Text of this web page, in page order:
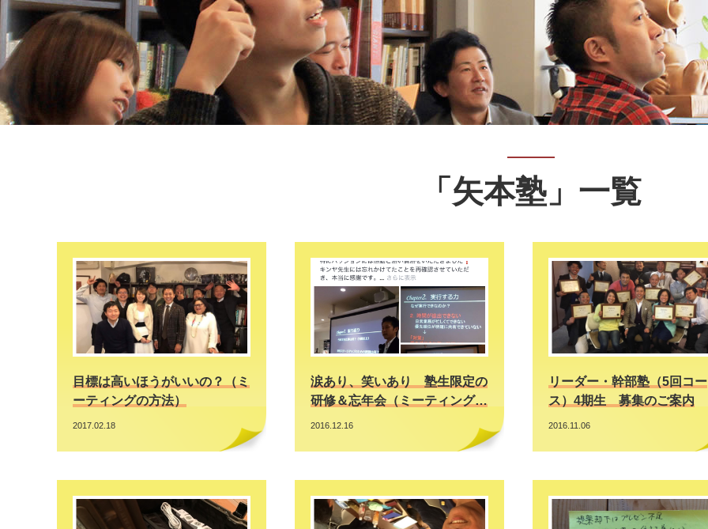
「矢本塾」一覧
2017.02.18
目標は高いほうがいいの？（ミ
ーティングの方法）
2016.12.16
涙あり、笑いあり 塾生限定の
研修＆忘年会（ミーティング…
2016.11.06
リーダー・幹部塾（5回コー
ス）4期生 募集のご案内